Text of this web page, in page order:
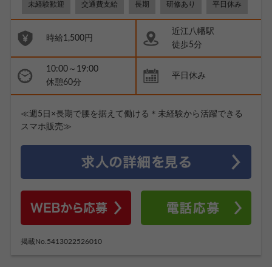
未経験歓迎 交通費支給 長期 研修あり 平日休み
時給1,500円
近江八幡駅
徒歩5分
10:00～19:00
休憩60分
平日休み
≪週5日×長期で腰を据えて働ける＊未経験から活躍できる
スマホ販売≫
掲載No.5413022526010